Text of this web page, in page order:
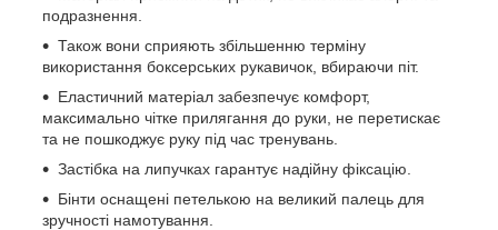
подразнення.
Також вони сприяють збільшенню терміну
використання боксерських рукавичок, вбираючи піт.
Еластичний матеріал забезпечує комфорт,
максимально чітке прилягання до руки, не перетискає
та не пошкоджує руку під час тренувань.
Застібка на липучках гарантує надійну фіксацію.
Бінти оснащені петелькою на великий палець для
зручності намотування.